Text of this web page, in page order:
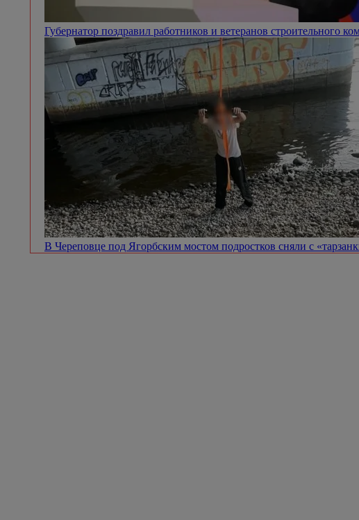
Губернатор поздравил работников и ветеранов строительного
В Череповце под Ягорбским мостом подростков сняли с